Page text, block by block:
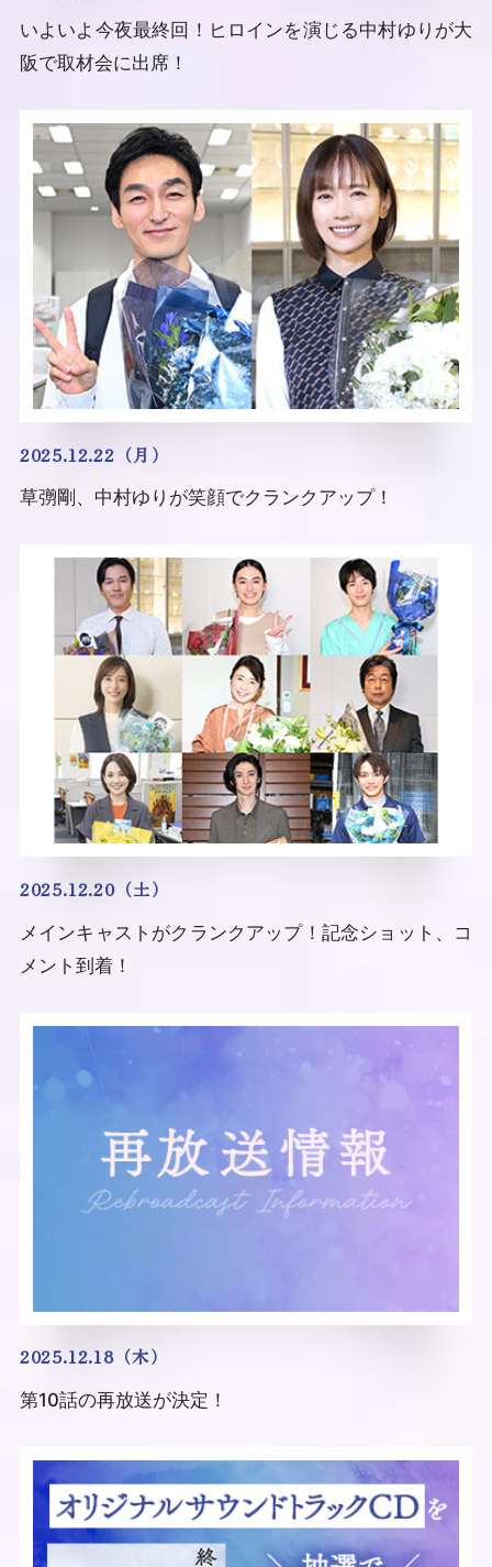
いよいよ今夜最終回！ヒロインを演じる中村ゆりが大
阪で取材会に出席！
2025.12.22（月）
草彅剛、中村ゆりが笑顔でクランクアップ！
2025.12.20（土）
メインキャストがクランクアップ！記念ショット、コ
メント到着！
2025.12.18（木）
第10話の再放送が決定！